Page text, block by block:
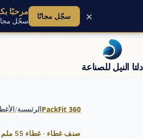
دلتا النيل للصناعة
PackFit 360الرئيسية/
صنف غطاء · غطاء 55 ملم للعلب
مرحبًا
سجّل سجّل مجانًا ×